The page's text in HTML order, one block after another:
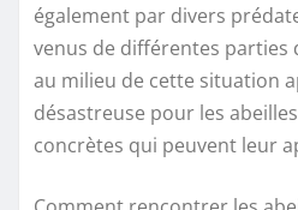
également par divers
venus de différentes parties
au milieu de cette situation
désastreuse pour les
concrètes qui peuvent leur